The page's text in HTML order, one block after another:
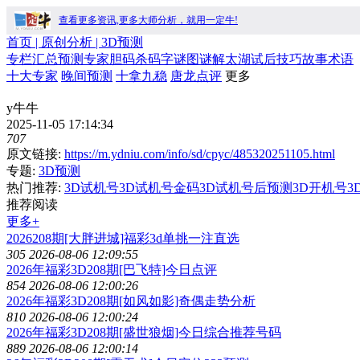
查看更多资讯,更多大师分析，就用一定牛!
首页 | 原创分析 | 3D预测
专栏汇总预测专家胆码杀码字谜图谜解太湖试后技巧故事术语
十大专家 晚间预测 十拿九稳 唐龙点评 更多
y牛牛
2025-11-05 17:14:34
707
原文链接: https://m.ydniu.com/info/sd/cpyc/485320251105.html
专题: 3D预测
热门推荐: 3D试机号3D试机号金码3D试机号后预测3D开机号
推荐阅读
更多+
2026208期[大胖进城]福彩3d单挑一注直选
305 2026-08-06 12:09:55
2026年福彩3D208期[巴飞特]今日点评
854 2026-08-06 12:00:26
2026年福彩3D208期[如风如影]奇偶走势分析
810 2026-08-06 12:00:24
2026年福彩3D208期[盛世狼烟]今日综合推荐号码
889 2026-08-06 12:00:14